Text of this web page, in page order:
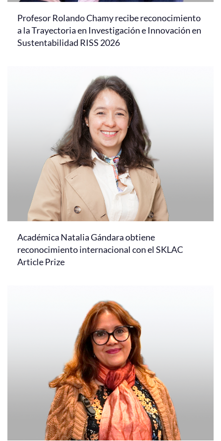
Profesor Rolando Chamy recibe reconocimiento
a la Trayectoria en Investigación e Innovación en
Sustentabilidad RISS 2026
Académica Natalia Gándara obtiene
reconocimiento internacional con el SKLAC
Article Prize